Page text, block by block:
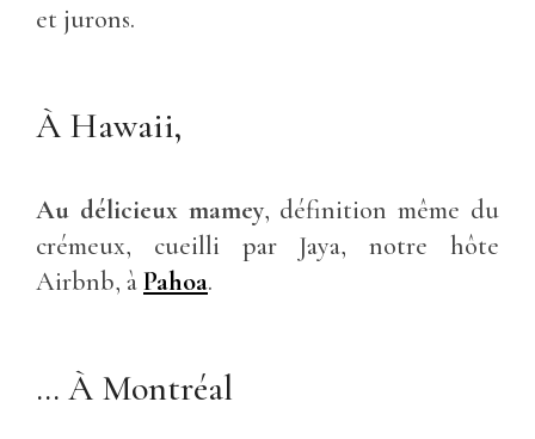
et jurons.
À Hawaii,
Au délicieux mamey, définition même du
crémeux, cueilli par Jaya, notre hôte
Airbnb, àPahoa.
… À Montréal